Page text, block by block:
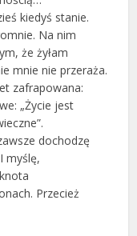
kiedyś stanie.
Na nim
że żyłam
mnie nie przeraża.
zafrapowana:
„Życie jest
dochodzę
myślę,
Przecież